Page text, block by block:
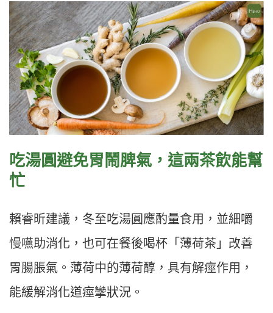
吃湯圓避免胃鬧脾氣，這兩茶飲能幫
忙
賴睿昕建議，冬至吃湯圓應酌量食用，並細嚼
慢嚥助消化，也可在餐後喝杯「薄荷茶」改善
胃腸脹氣。薄荷中的薄荷醇，具有解痙作用，
能緩解消化道痙攣狀況。